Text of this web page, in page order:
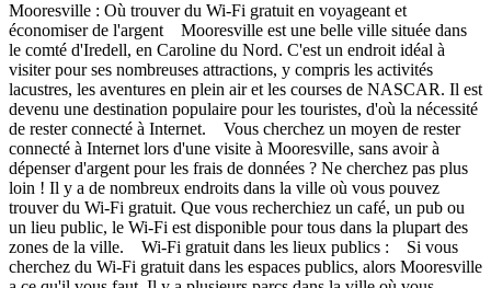
Mooresville : Où trouver du Wi-Fi gratuit en voyageant et
économiser de l'argent Mooresville est une belle ville située dans
le comté d'Iredell, en Caroline du Nord. C'est un endroit idéal à
visiter pour ses nombreuses attractions, y compris les activités
lacustres, les aventures en plein air et les courses de NASCAR. Il est
devenu une destination populaire pour les touristes, d'où la nécessité
de rester connecté à Internet. Vous cherchez un moyen de rester
connecté à Internet lors d'une visite à Mooresville, sans avoir à
dépenser d'argent pour les frais de données ? Ne cherchez pas plus
loin ! Il y a de nombreux endroits dans la ville où vous pouvez
trouver du Wi-Fi gratuit. Que vous recherchiez un café, un pub ou
un lieu public, le Wi-Fi est disponible pour tous dans la plupart des
zones de la ville. Wi-Fi gratuit dans les lieux publics : Si vous
cherchez du Wi-Fi gratuit dans les espaces publics, alors Mooresville